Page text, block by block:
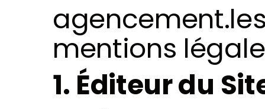
mentions
1. Éditeur du